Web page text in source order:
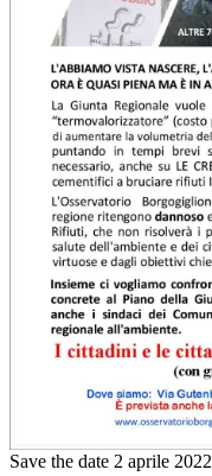
Save the date 2 aprile 2022